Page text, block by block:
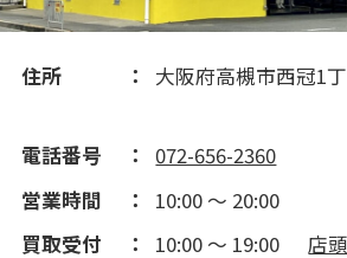
住所
大阪府高槻市西冠1
電話番号
072-656-2360
営業時間
10:00 ～ 20:00
買取受付
10:00 ～ 19:00
店